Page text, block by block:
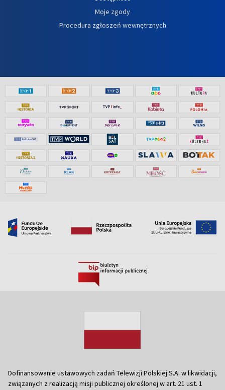
Moje zgody
Procedura zgłoszeń wewnętrznych
Dofinansowanie ustawowych zadań Telewizji Polskiej S.A. w likwidacji,
związanych z realizacją misji publicznej określonej w art. 21 ust. 1